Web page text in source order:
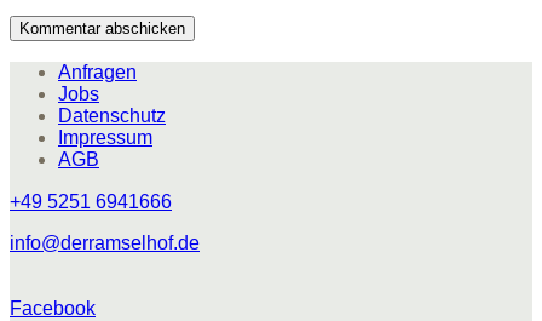
Anfragen
Jobs
Datenschutz
Impressum
AGB
+49 5251 6941666
info@derramselhof.de
Facebook